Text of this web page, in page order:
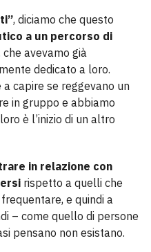
, diciamo che questo
a un percorso di
avevamo già
dedicato a loro.
capire se reggevano un
in gruppo e abbiamo
è l’inizio di un altro
in relazione con
rispetto a quelli che
e quindi a
– come quello di persone
pensano non esistano.